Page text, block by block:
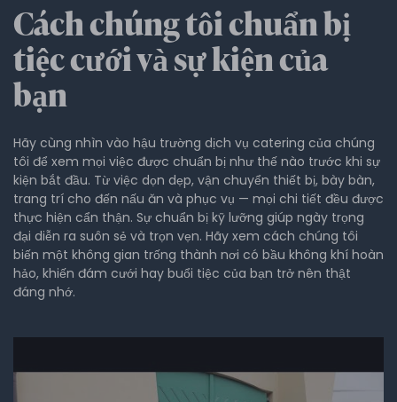
Cách chúng tôi chuẩn bị
tiệc cưới và sự kiện của
bạn
Hãy cùng nhìn vào hậu trường dịch vụ catering của chúng
tôi để xem mọi việc được chuẩn bị như thế nào trước khi sự
kiện bắt đầu. Từ việc dọn dẹp, vận chuyển thiết bị, bày bàn,
trang trí cho đến nấu ăn và phục vụ — mọi chi tiết đều được
thực hiện cẩn thận. Sự chuẩn bị kỹ lưỡng giúp ngày trọng
đại diễn ra suôn sẻ và trọn vẹn. Hãy xem cách chúng tôi
biến một không gian trống thành nơi có bầu không khí hoàn
hảo, khiến đám cưới hay buổi tiệc của bạn trở nên thật
đáng nhớ.